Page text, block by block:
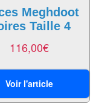
Meghdoot
Taille 4
116,00€
Voir l'article